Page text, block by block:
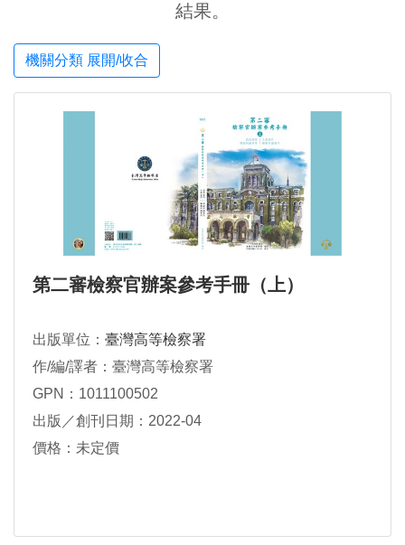
結果。
機關分類 展開/收合
第二審檢察官辦案參考手冊（上）
出版單位： 臺灣高等檢察署
作/編/譯者：臺灣高等檢察署
GPN：1011100502
出版／創刊日期：2022-04
價格：未定價